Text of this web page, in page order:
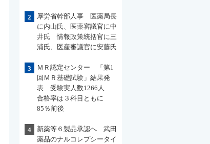
2
厚労省幹部人事 医薬局長
に内山氏、医薬審議官に中
井氏 情報政策統括官に三
浦氏、医産審議官に安藤氏
3
ＭＲ認定センター 「第1
回ＭＲ基礎試験」結果発
表 受験実人数1266人
合格率は３科目ともに
85％前後
4
新薬等６製品承認へ 武田
薬品のナルコレプシータイ